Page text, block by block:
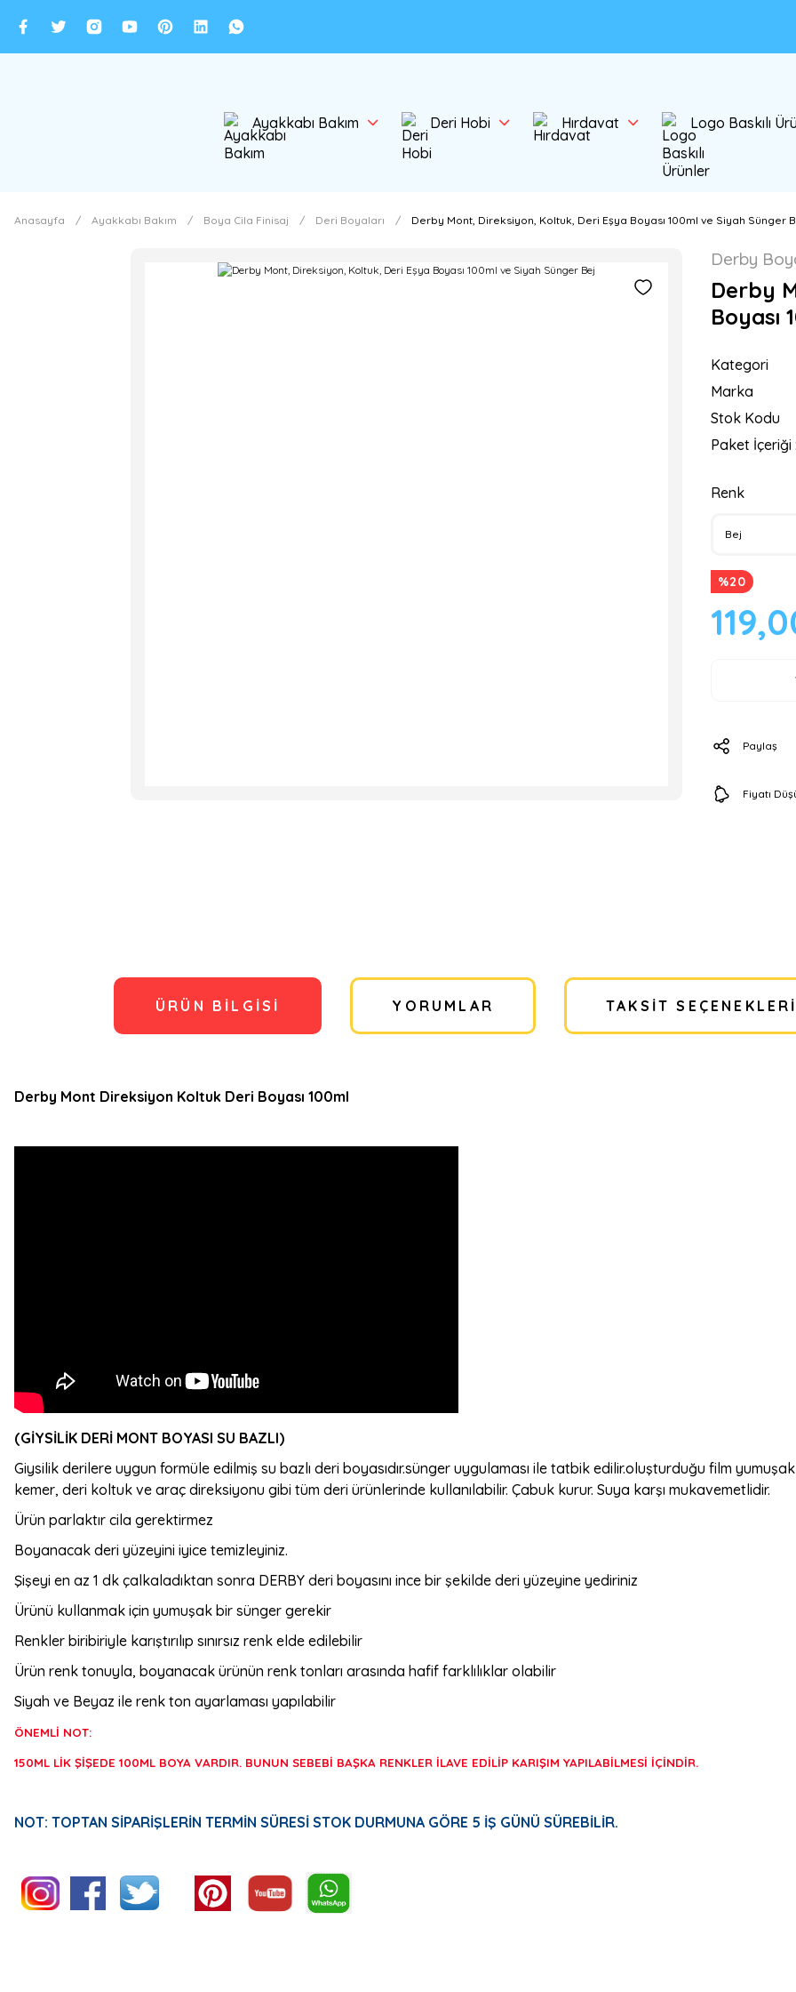
Ayakkabı Bakım Deri Hobi Hırdavat Logo Baskılı
Anasayfa Ayakkabı Bakım Boya Cila Finisaj Deri Boyaları Derby Mont, Direksiyon, Koltuk, Deri Eşya Boyası 100ml ve Siyah Sünger
Derby
Derby
Boyası
Kategori
Marka
Stok Kodu
Paket İçeriği :
Renk
%20
Paylaş
Fiyatı
ÜRÜN BILGISI YORUMLAR TAKSIT SEÇENEKLERI
Derby Mont Direksiyon Koltuk Deri Boyası 100ml
(GİYSİLİK DERİ MONT BOYASI SU BAZLI)
Giysilik derilere uygun formüle edilmiş su bazlı deri boyasıdır.sünger uygulaması ile tatbik edilir.oluşturduğu film
kemer, deri koltuk ve araç direksiyonu gibi tüm deri ürünlerinde kullanılabilir. Çabuk kurur. Suya karşı mukavemetlidir.
Ürün parlaktır cila gerektirmez
Boyanacak deri yüzeyini iyice temizleyiniz.
Şişeyi en az 1 dk çalkaladıktan sonra DERBY deri boyasını ince bir şekilde deri yüzeyine yediriniz
Ürünü kullanmak için yumuşak bir sünger gerekir
Renkler biribiriyle karıştırılıp sınırsız renk elde edilebilir
Ürün renk tonuyla, boyanacak ürünün renk tonları arasında hafif farklılıklar olabilir
Siyah ve Beyaz ile renk ton ayarlaması yapılabilir
ÖNEMLİ NOT:
150ML LİK ŞİŞEDE 100ML BOYA VARDIR. BUNUN SEBEBİ BAŞKA RENKLER İLAVE EDİLİP KARIŞIM YAPILABİLMESİ İÇİNDİR.
NOT: TOPTAN SİPARİŞLERİN TERMİN SÜRESİ STOK DURMUNA GÖRE 5 İŞ GÜNÜ SÜREBİLİR.